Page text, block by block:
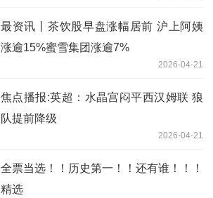
最资讯丨茶饮股早盘涨幅居前 沪上阿姨
涨逾15%蜜雪集团涨逾7%
2026-04-21
焦点播报:英超：水晶宫闷平西汉姆联 狼
队提前降级
2026-04-21
全票当选！！历史第一！！还有谁！！！
精选